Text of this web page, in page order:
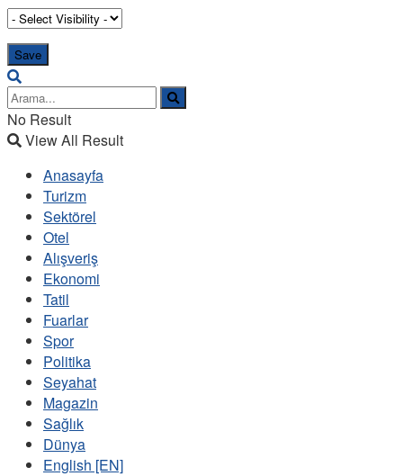
No Result
View All Result
Anasayfa
Turizm
Sektörel
Otel
Alışveriş
Ekonomi
Tatil
Fuarlar
Spor
Politika
Seyahat
Magazin
Sağlık
Dünya
English [EN]